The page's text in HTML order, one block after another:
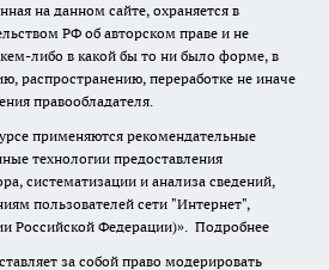
на данном сайте, охраняется в
РФ об авторском праве и не
либо в какой бы то ни было форме, в
распространению, переработке не иначе
правообладателя.
применяются рекомендательные
технологии предоставления
систематизации и анализа сведений,
пользователей сети "Интернет",
Российской Федерации)». Подробнее
за собой право модерировать